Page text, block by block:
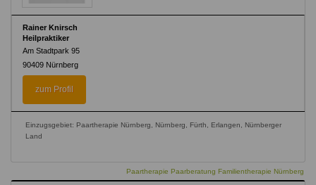
Rainer Knirsch
Heilpraktiker
Am Stadtpark 95
90409 Nürnberg
zum Profil
Einzugsgebiet: Paartherapie Nürnberg, Nürnberg, Fürth, Erlangen, Nürnberger
Land
Paartherapie Paarberatung Familientherapie Nürnberg